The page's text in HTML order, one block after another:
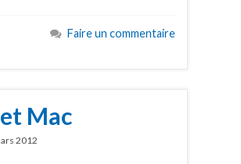
Faire un commentaire
Mac
2012